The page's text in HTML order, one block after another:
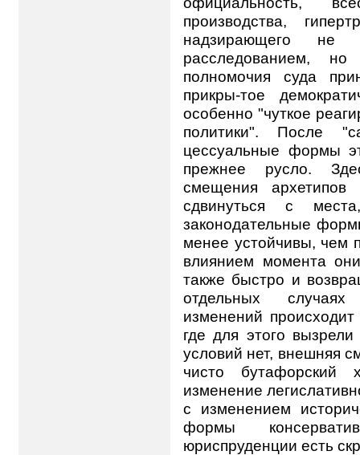
производства,
надзирающего не
расследованием,
полномочия суда
прикры-тое
особенно "чуткое
политики". После
цессуальные формы
прежнее русло.
смещения
сдвинуться с
законодательные
менее устойчивы, чем
влиянием момента
также быстро и
отдельных случаях
изменений
где для этого
условий нет, внешняя
чисто бутафорский
изменение
с изменением
формы
юриспруденции есть